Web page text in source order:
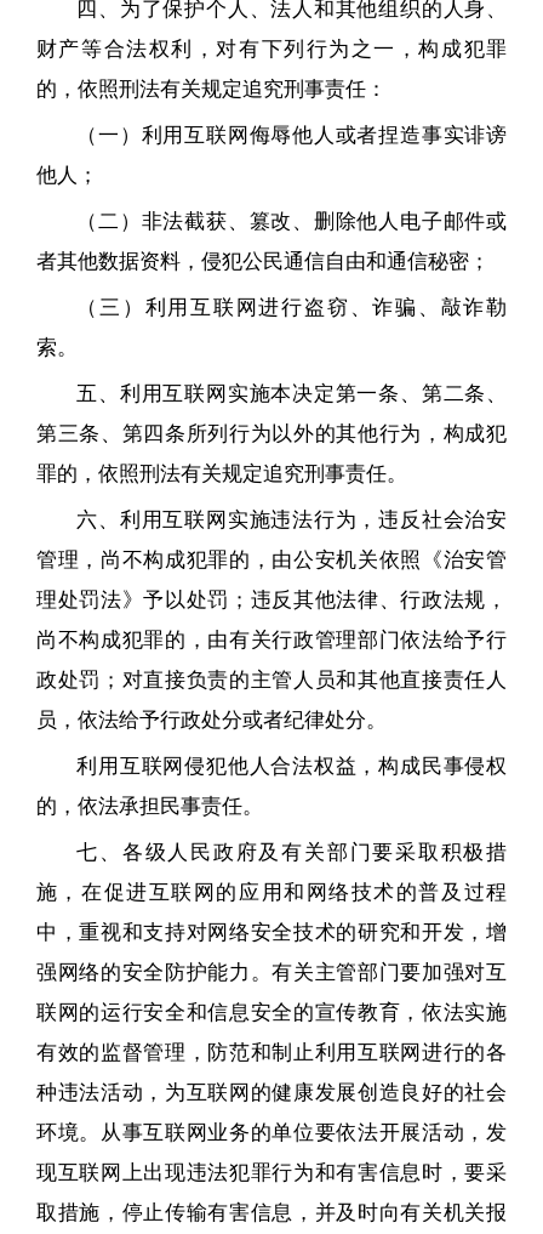
四、为了保护个人、法人和其他组织的人身、
财产等合法权利，对有下列行为之一，构成犯罪
的，依照刑法有关规定追究刑事责任：
（一）利用互联网侮辱他人或者捏造事实诽谤
他人；
（二）非法截获、篡改、删除他人电子邮件或
者其他数据资料，侵犯公民通信自由和通信秘密；
（三）利用互联网进行盗窃、诈骗、敲诈勒
索。
五、利用互联网实施本决定第一条、第二条、
第三条、第四条所列行为以外的其他行为，构成犯
罪的，依照刑法有关规定追究刑事责任。
六、利用互联网实施违法行为，违反社会治安
管理，尚不构成犯罪的，由公安机关依照《治安管
理处罚法》予以处罚；违反其他法律、行政法规，
尚不构成犯罪的，由有关行政管理部门依法给予行
政处罚；对直接负责的主管人员和其他直接责任人
员，依法给予行政处分或者纪律处分。
利用互联网侵犯他人合法权益，构成民事侵权
的，依法承担民事责任。
七、各级人民政府及有关部门要采取积极措
施，在促进互联网的应用和网络技术的普及过程
中，重视和支持对网络安全技术的研究和开发，增
强网络的安全防护能力。有关主管部门要加强对互
联网的运行安全和信息安全的宣传教育，依法实施
有效的监督管理，防范和制止利用互联网进行的各
种违法活动，为互联网的健康发展创造良好的社会
环境。从事互联网业务的单位要依法开展活动，发
现互联网上出现违法犯罪行为和有害信息时，要采
取措施，停止传输有害信息，并及时向有关机关报